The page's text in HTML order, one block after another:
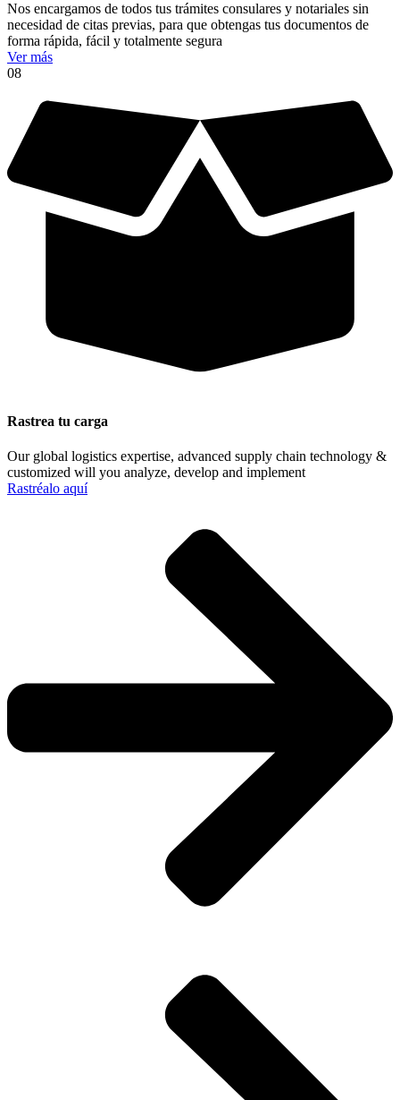
Nos encargamos de todos tus trámites consulares y notariales sin
necesidad de citas previas, para que obtengas tus documentos de
forma rápida, fácil y totalmente segura
Ver más
08
Rastrea tu carga
Our global logistics expertise, advanced supply chain technology &
customized will you analyze, develop and implement
Rastréalo aquí